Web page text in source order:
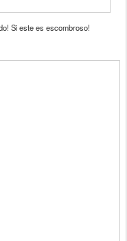
Si este es escombroso!